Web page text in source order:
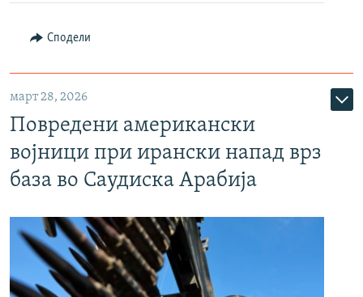
Сподели
март 28, 2026
Повредени американски
војници при ирански напад врз
база во Саудиска Арабија